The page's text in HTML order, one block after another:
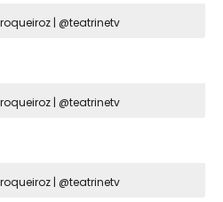
| @teatrinetv
| @teatrinetv
| @teatrinetv